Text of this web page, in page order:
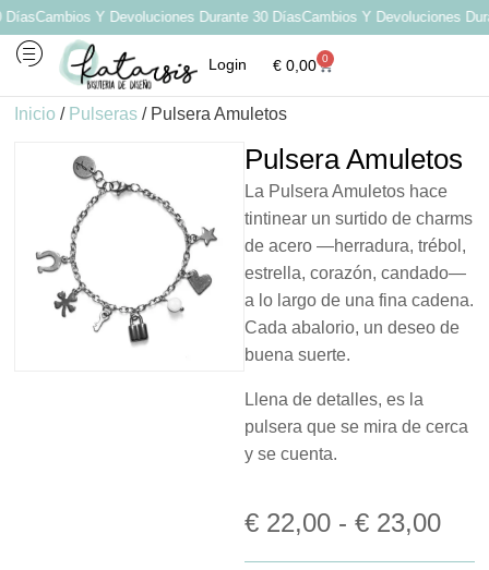
Cambios Y Devoluciones Durante 30 DíasCambios Y Devoluciones
Login €0,00 0
Inicio / Pulseras / Pulsera Amuletos
Pulsera Amuletos
La Pulsera Amuletos hace
tintinear un surtido de charms
de acero —herradura, trébol,
estrella, corazón, candado—
a lo largo de una fina cadena.
Cada abalorio, un deseo de
buena suerte.
Llena de detalles, es la
pulsera que se mira de cerca
y se cuenta.
€ 22,00 - € 23,00